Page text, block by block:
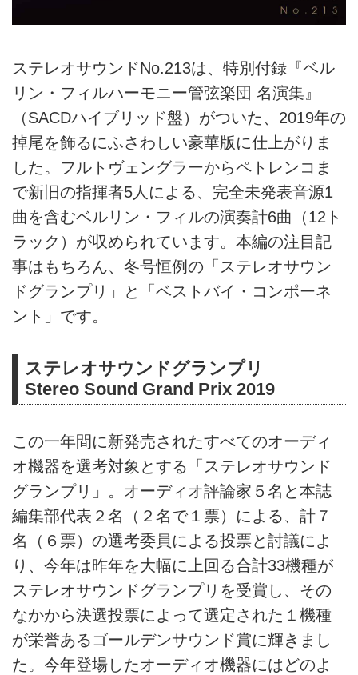
ステレオサウンドNo.213は、特別付録『ベル
リン・フィルハーモニー管弦楽団 名演集』
（SACDハイブリッド盤）がついた、2019年の
掉尾を飾るにふさわしい豪華版に仕上がりま
した。フルトヴェングラーからペトレンコま
で新旧の指揮者5人による、完全未発表音源1
曲を含むベルリン・フィルの演奏計6曲（12ト
ラック）が収められています。本編の注目記
事はもちろん、冬号恒例の「ステレオサウン
ドグランプリ」と「ベストバイ・コンポーネ
ント」です。
ステレオサウンドグランプリ
Stereo Sound Grand Prix 2019
この一年間に新発売されたすべてのオーディ
オ機器を選考対象とする「ステレオサウンド
グランプリ」。オーディオ評論家５名と本誌
編集部代表２名（２名で１票）による、計７
名（６票）の選考委員による投票と討議によ
り、今年は昨年を大幅に上回る合計33機種が
ステレオサウンドグランプリを受賞し、その
なかから決選投票によって選定された１機種
が栄誉あるゴールデンサウンド賞に輝きまし
た。今年登場したオーディオ機器にはどのよ